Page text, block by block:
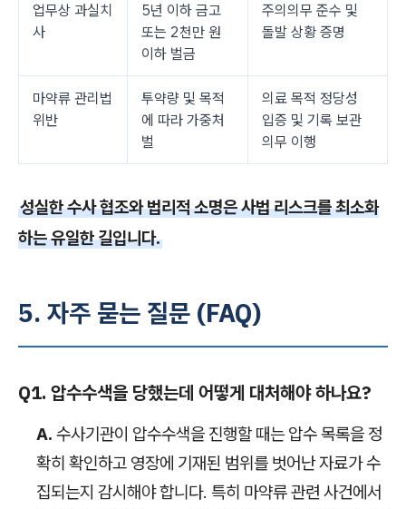
업무상 과실치
사
5년 이하 금고
또는 2천만 원
이하 벌금
주의의무 준수 및
돌발 상황 증명
마약류 관리법
위반
투약량 및 목적
에 따라 가중처
벌
의료 목적 정당성
입증 및 기록 보관
의무 이행
성실한 수사 협조와 법리적 소명은 사법 리스크를 최소화
하는 유일한 길입니다.
5. 자주 묻는 질문 (FAQ)
Q1. 압수수색을 당했는데 어떻게 대처해야 하나요?
A. 수사기관이 압수수색을 진행할 때는 압수 목록을 정
확히 확인하고 영장에 기재된 범위를 벗어난 자료가 수
집되는지 감시해야 합니다. 특히 마약류 관련 사건에서